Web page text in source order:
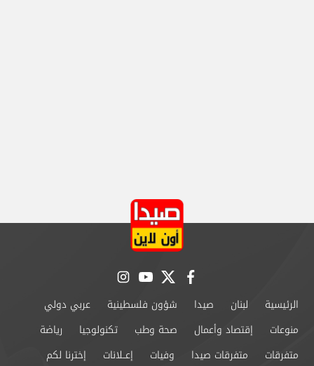
facebook
twitter
youtube
instagram
الرئيسية لبنان صيدا شؤون فلسطينية
عربي دولي
منوعات
إقتصاد وأعمال صحة وطب تكنولوجيا
رياضة
متفرقات
متفرقات صيدا وفيات إعــلانات إخترنا لكم